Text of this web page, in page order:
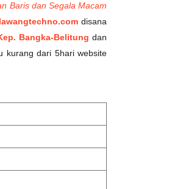
Baris dan Segala Macam
disana
Bangka-Belitung dan
kurang dari 5hari website